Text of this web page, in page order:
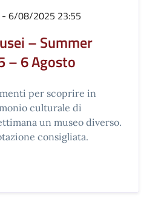
6/08/2025 23:55
– Summer
– 6 Agosto
per scoprire in
culturale di
un museo diverso.
consigliata.